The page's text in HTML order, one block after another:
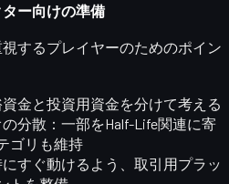
ー向けの準備
するプレイヤーのためのポイン
資金と投資用資金を分けて考える
分散 ：一部をHalf-Life関連に寄
ゴリも維持
すぐ動けるよう、 取引用プラッ